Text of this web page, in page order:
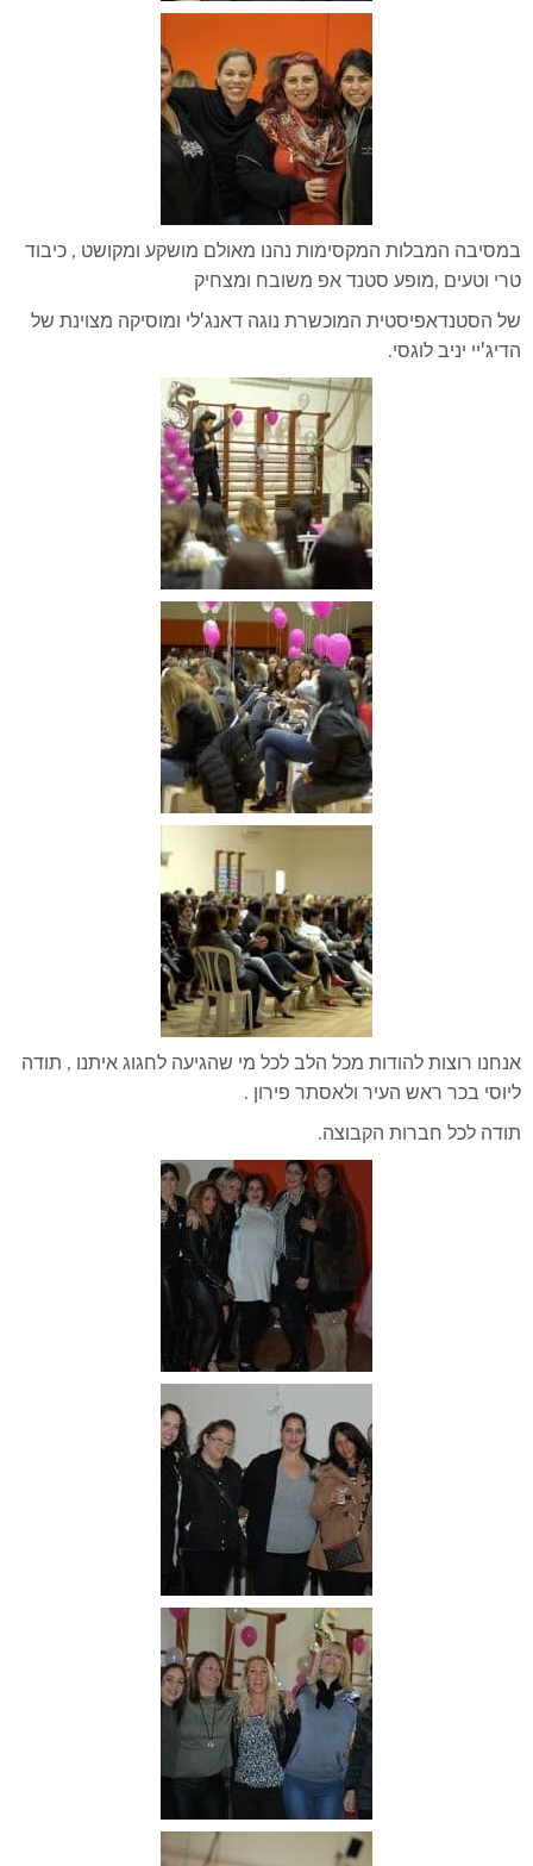
במסיבה המבלות המקסימות נהנו מאולם מושקע ומקושט , כיבוד
טרי וטעים ,מופע סטנד אפ משובח ומצחיק
של הסטנדאפיסטית המוכשרת נוגה דאנג'לי ומוסיקה מצוינת של
הדיג'יי יניב לוגסי.
אנחנו רוצות להודות מכל הלב לכל מי שהגיעה לחגוג איתנו , תודה
ליוסי בכר ראש העיר ולאסתר פירון .
תודה לכל חברות הקבוצה.